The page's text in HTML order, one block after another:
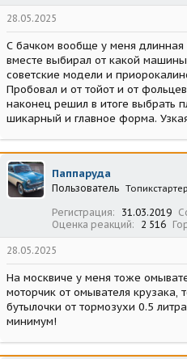
28.05.2025
С бачком вообще у меня длинная
вместе выбирал от какой
советские модели и
Пробовал и от тойот и от
наконец решил в итоге выбрать
шикарный и главное форма.
Паппаруда
Пользователь Топикстартер
Регистрация 31.03.2019
Оценка реакций
2 516
28.05.2025
На москвиче у меня тоже
моторчик от омывателя крузака,
бутылочки от тормозухи 0.5
минимум!